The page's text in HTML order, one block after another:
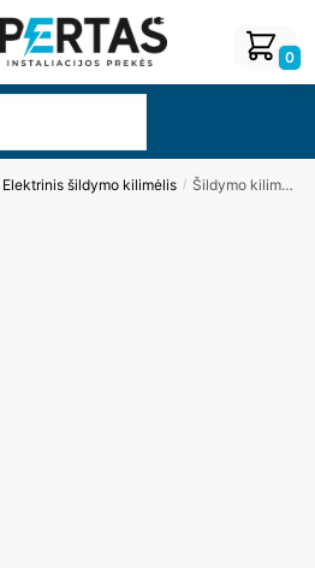
0
Elektrinis šildymo kilimėlis / Šildymo kilimėlis DEVI, DEVIcomfort™ 150T (DTIR) 0.5 m x 14 m, (7 m²), 1050 W